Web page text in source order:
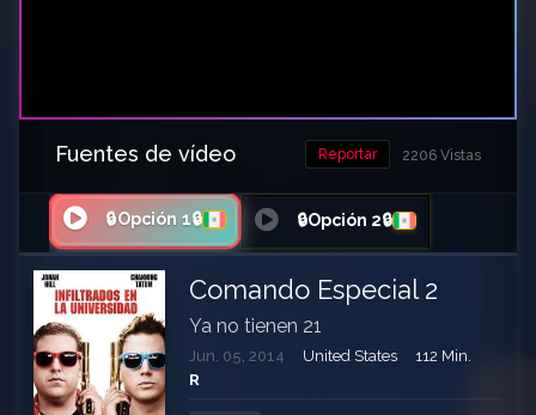
Fuentes de vídeo 2206 Vistas
Reportar
🔒Opción 1🔒 🔒Opción 2🔒
Comando Especial 2
Ya no tienen 21
Jun. 05, 2014 United States
112 Min.
R